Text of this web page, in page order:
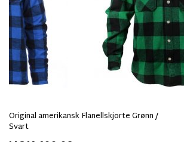
Original amerikansk Flanellskjorte Grønn /
Svart